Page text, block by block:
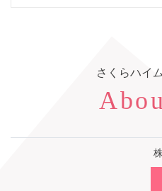
さくらハイム